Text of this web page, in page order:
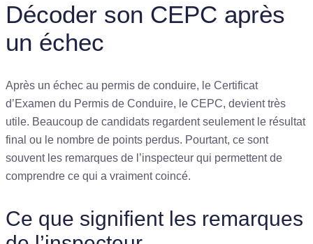
Décoder son CEPC après
un échec
Après un échec au permis de conduire, le Certificat
d’Examen du Permis de Conduire, le CEPC, devient très
utile. Beaucoup de candidats regardent seulement le résultat
final ou le nombre de points perdus. Pourtant, ce sont
souvent les remarques de l’inspecteur qui permettent de
comprendre ce qui a vraiment coincé.
Ce que signifient les remarques